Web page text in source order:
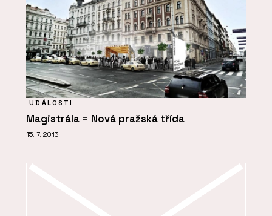
UDÁLOSTI
Magistrála = Nová pražská třída
15. 7. 2013